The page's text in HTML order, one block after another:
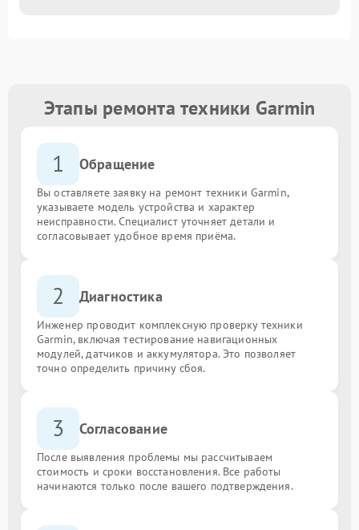
Этапы ремонта техники Garmin
1 Обращение
Вы оставляете заявку на ремонт техники Garmin,
указываете модель устройства и характер
неисправности. Специалист уточняет детали и
согласовывает удобное время приёма.
2 Диагностика
Инженер проводит комплексную проверку техники
Garmin, включая тестирование навигационных
модулей, датчиков и аккумулятора. Это позволяет
точно определить причину сбоя.
3 Согласование
После выявления проблемы мы рассчитываем
стоимость и сроки восстановления. Все работы
начинаются только после вашего подтверждения.